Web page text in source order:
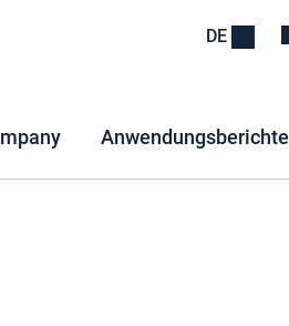
DE
Anwendungsberichte